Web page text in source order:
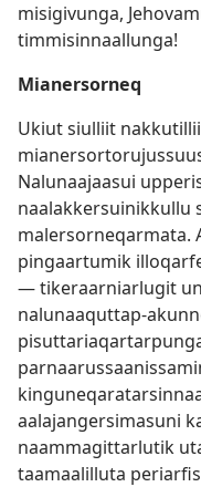
misigivunga,
timmisinnaallunga!
Mianersorneq
Ukiut siulliit
Nalunaajaasui
pingaartumik
— tikeraarniarlugit
nalunaaquttap-
aalajangersimasuni
naammagittarlutik
taamaalilluta